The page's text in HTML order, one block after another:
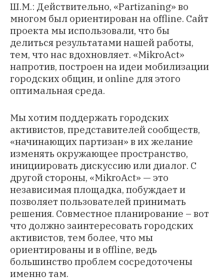
Ш.М.: Действительно, «Partizaning» во
многом был ориентирован на offline. Сайт
проекта мы использовали, что бы
делиться результатами нашей работы,
тем, что нас вдохновляет. «MikroAct»
напротив, построен на идеи мобилизации
городских общин, и online для этого
оптимальная среда.
Мы хотим поддержать городских
активистов, представителей сообществ,
«начинающих партизан» в их желание
изменять окружающее пространство,
инициировать дискуссию или диалог. С
другой стороны, «MikroAct» — это
независимая площадка, побуждает и
позволяет пользователей принимать
решения. Совместное планирование – вот
что должно заинтересовать городских
активистов, тем более, что мы
ориентированы и в offline, ведь
большинство проблем сосредоточены
именно там.